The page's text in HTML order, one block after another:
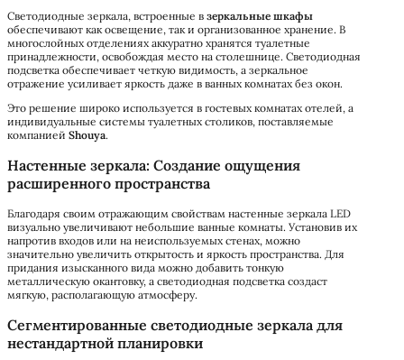
Светодиодные зеркала, встроенные в зеркальные шкафы
обеспечивают как освещение, так и организованное хранение. В
многослойных отделениях аккуратно хранятся туалетные
принадлежности, освобождая место на столешнице. Светодиодная
подсветка обеспечивает четкую видимость, а зеркальное
отражение усиливает яркость даже в ванных комнатах без окон.
Это решение широко используется в гостевых комнатах отелей, а
индивидуальные системы туалетных столиков, поставляемые
компанией Shouya.
Настенные зеркала: Создание ощущения
расширенного пространства
Благодаря своим отражающим свойствам настенные зеркала LED
визуально увеличивают небольшие ванные комнаты. Установив их
напротив входов или на неиспользуемых стенах, можно
значительно увеличить открытость и яркость пространства. Для
придания изысканного вида можно добавить тонкую
металлическую окантовку, а светодиодная подсветка создаст
мягкую, располагающую атмосферу.
Сегментированные светодиодные зеркала для
нестандартной планировки